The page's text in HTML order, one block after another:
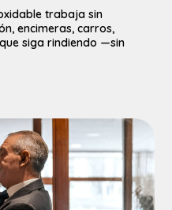
trabaja sin
encimeras, carros,
siga rindiendo —sin